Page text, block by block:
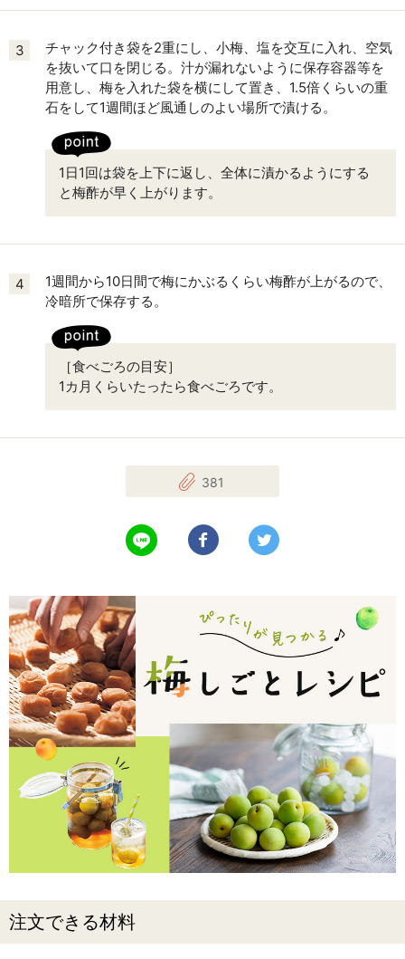
3
チャック付き袋を2重にし、小梅、塩を交互に入れ、空気
を抜いて口を閉じる。汁が漏れないように保存容器等を
用意し、梅を入れた袋を横にして置き、1.5倍くらいの重
石をして1週間ほど風通しのよい場所で漬ける。
1日1回は袋を上下に返し、全体に漬かるようにする
と梅酢が早く上がります。
4
1週間から10日間で梅にかぶるくらい梅酢が上がるので、
冷暗所で保存する。
［食べごろの目安］
1カ月くらいたったら食べごろです。
381
LINEで送る Facebookでシェアする
注文できる材料